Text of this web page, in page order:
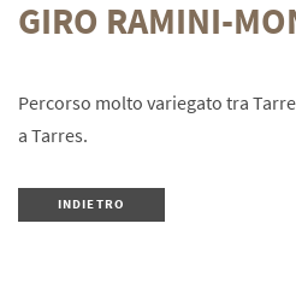
GIRO RAMINI-
Percorso molto variegato tra
a Tarres.
INDIETRO